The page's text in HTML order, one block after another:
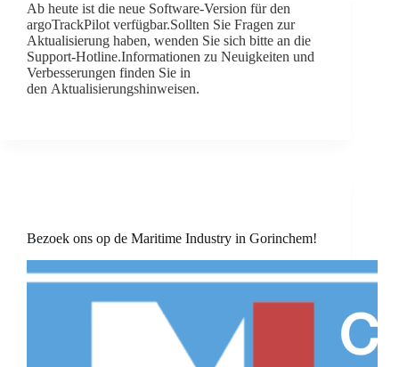
Ab heute ist die neue Software-Version für den
argoTrackPilot verfügbar.Sollten Sie Fragen zur
Aktualisierung haben, wenden Sie sich bitte an die
Support-Hotline.Informationen zu Neuigkeiten und
Verbesserungen finden Sie in
den Aktualisierungshinweisen.
Bezoek ons op de Maritime Industry in Gorinchem!